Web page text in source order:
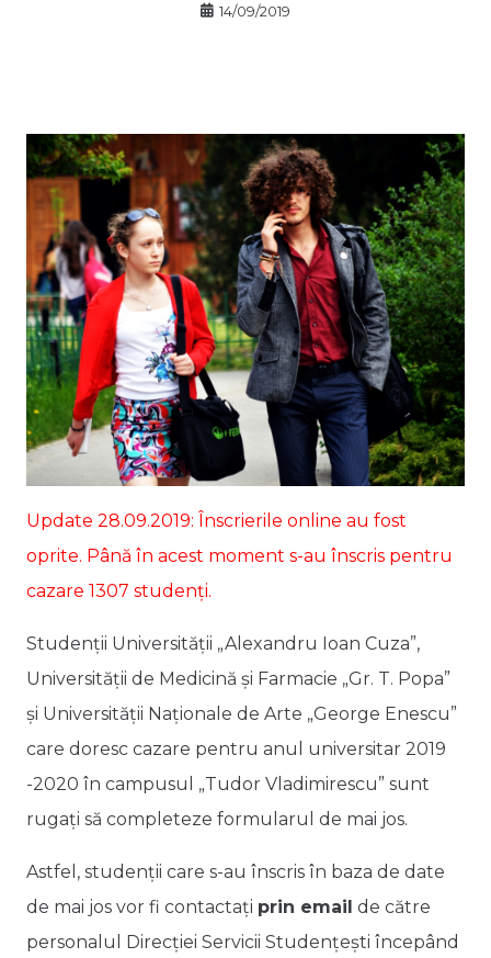
14/09/2019
Update 28.09.2019: Înscrierile online au fost
oprite. Până în acest moment s-au înscris pentru
cazare 1307 studenți.
Studenții Universității „Alexandru Ioan Cuza”,
Universității de Medicină și Farmacie „Gr. T. Popa”
și Universității Naționale de Arte „George Enescu”
care doresc cazare pentru anul universitar 2019
-2020 în campusul „Tudor Vladimirescu” sunt
rugați să completeze formularul de mai jos.
Astfel, studenții care s-au înscris în baza de date
de mai jos vor fi contactați prin email de către
personalul Direcției Servicii Studențești începând